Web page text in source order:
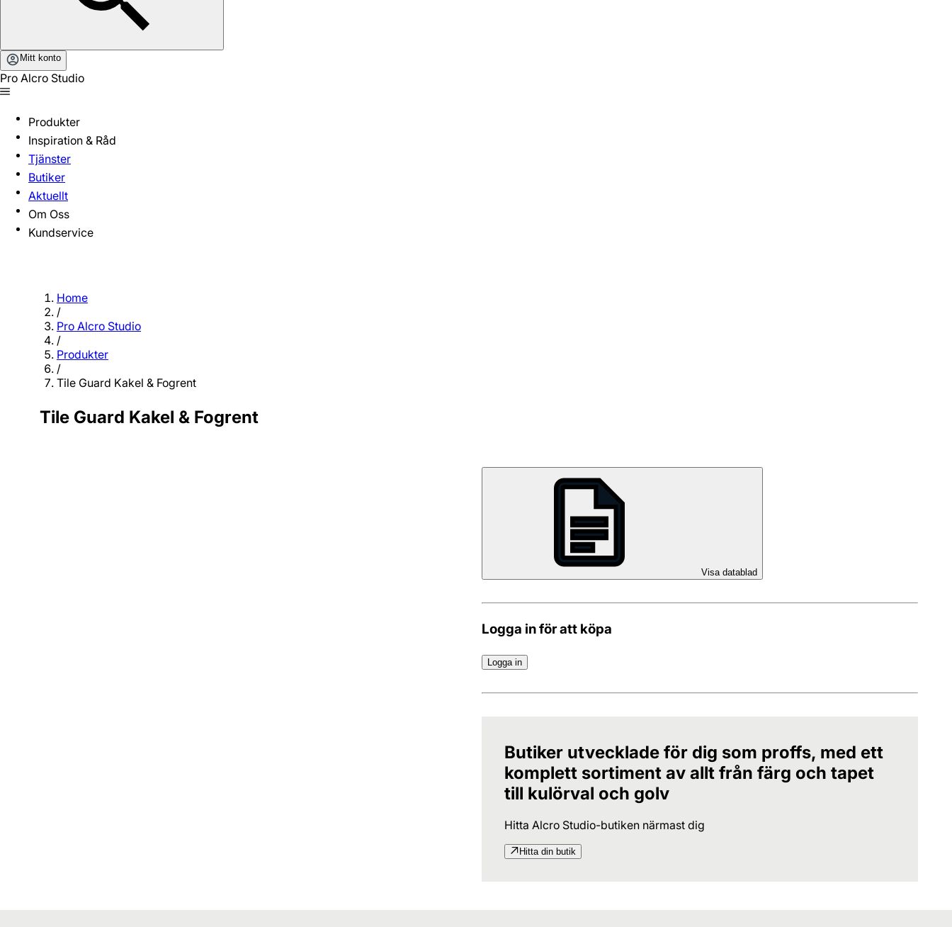
Mitt konto
Pro Alcro Studio
Produkter
Inspiration & Råd
Tjänster
Butiker
Aktuellt
Om Oss
Kundservice
Home
/
Pro Alcro Studio
/
Produkter
/
Tile Guard Kakel & Fogrent
Tile Guard Kakel & Fogrent
Visa datablad
Logga in för att köpa
Logga in
Butiker utvecklade för dig som proffs, med ett
komplett sortiment av allt från färg och tapet
till kulörval och golv
Hitta Alcro Studio-butiken närmast dig
Hitta din butik